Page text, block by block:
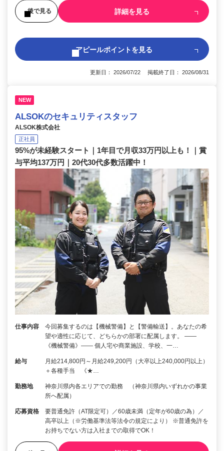
後で見る 詳細を見る
アピールポイントを見る
更新日： 2026/07/22 掲載終了日： 2026/08/31
NEW
ALSOKのセキュリティスタッフ
ALSOK株式会社
正社員
95%が未経験スタート｜1年目で月収33万円以上も！｜賞
与平均137万円｜20代30代多数活躍中！
仕事内容
今回募集するのは【機械警備】と【警備輸送】。あなたの希
望や適性に応じて、どちらかの部署に配属します。 ――
《機械警備》―― 個人宅や商業施設、学校、一…
給与
月給214,800円～月給249,200円（大卒以上240,000円以上）
＋各種手当 《★…
勤務地
神奈川県内各エリアでの勤務 （神奈川県内いずれかの事業
所へ配属）
応募資格
要普通免許（AT限定可）／60歳未満（定年が60歳の為）／
高卒以上（※労働基準法等法令の規定により） ※普通免許を
お持ちでない方は入社までの取得でOK！